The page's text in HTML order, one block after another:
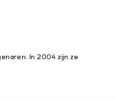
In 2004 zijn ze